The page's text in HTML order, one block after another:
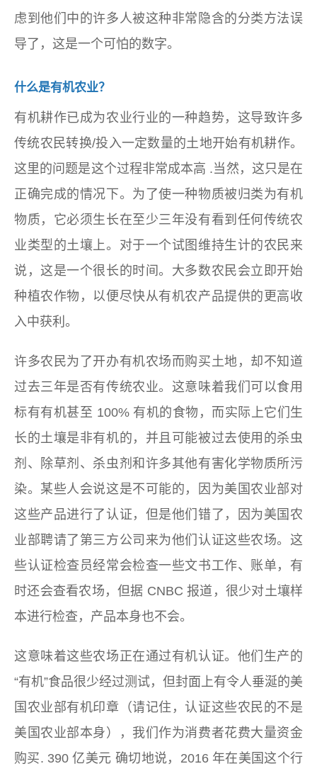
虑到他们中的许多人被这种非常隐含的分类方法误
导了，这是一个可怕的数字。
什么是有机农业？
有机耕作已成为农业行业的一种趋势，这导致许多
传统农民转换/投入一定数量的土地开始有机耕作。
这里的问题是这个过程非常成本高 .当然，这只是在
正确完成的情况下。为了使一种物质被归类为有机
物质，它必须生长在至少三年没有看到任何传统农
业类型的土壤上。对于一个试图维持生计的农民来
说，这是一个很长的时间。大多数农民会立即开始
种植农作物，以便尽快从有机农产品提供的更高收
入中获利。
许多农民为了开办有机农场而购买土地，却不知道
过去三年是否有传统农业。这意味着我们可以食用
标有有机甚至 100% 有机的食物，而实际上它们生
长的土壤是非有机的，并且可能被过去使用的杀虫
剂、除草剂、杀虫剂和许多其他有害化学物质所污
染。某些人会说这是不可能的，因为美国农业部对
这些产品进行了认证，但是他们错了，因为美国农
业部聘请了第三方公司来为他们认证这些农场。这
些认证检查员经常会检查一些文书工作、账单，有
时还会查看农场，但据 CNBC 报道，很少对土壤样
本进行检查，产品本身也不会。
这意味着这些农场正在通过有机认证。他们生产的
“有机”食品很少经过测试，但封面上有令人垂涎的美
国农业部有机印章（请记住，认证这些农民的不是
美国农业部本身），我们作为消费者花费大量资金
购买. 390 亿美元 确切地说，2016 年在美国这个行